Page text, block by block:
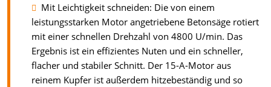
Mit Leichtigkeit schneiden: Die von einem
leistungsstarken Motor angetriebene Betonsäge rotiert
mit einer schnellen Drehzahl von 4800 U/min. Das
Ergebnis ist ein effizientes Nuten und ein schneller,
flacher und stabiler Schnitt. Der 15-A-Motor aus
reinem Kupfer ist außerdem hitzebeständig und so